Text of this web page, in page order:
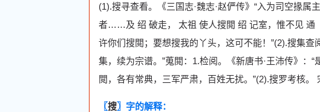
(1).搜寻查看。《三国志·魏志·赵俨传》“入为司空掾
者……及 绍 破走， 太祖 使人搜閲 绍 记室，惟不见 通
许你们搜閲；要想搜我的丫头，这可不能！”(2).搜集
集，续为宗谱。”蒐閲：1.检阅。《新唐书·王沛传》：
閲，各有常典，三军严肃，百姓无扰。”(2).搜罗考核
〖搜〗字的解释：